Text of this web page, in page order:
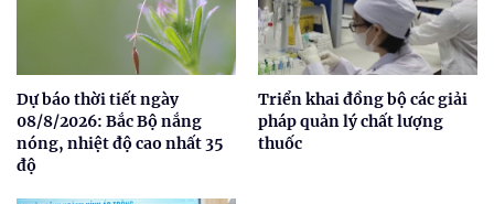
Dự báo thời tiết ngày
08/8/2026: Bắc Bộ nắng
nóng, nhiệt độ cao nhất 35
độ
Triển khai đồng bộ các giải
pháp quản lý chất lượng
thuốc